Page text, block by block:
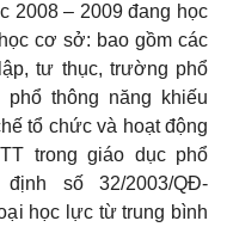
2008 – 2009 đang học
cơ sở: bao gồm các
tư thục, trường phổ
thông năng khiếu
tổ chức và hoạt động
trong giáo dục phổ
số 32/2003/QĐ-
học lực từ trung bình